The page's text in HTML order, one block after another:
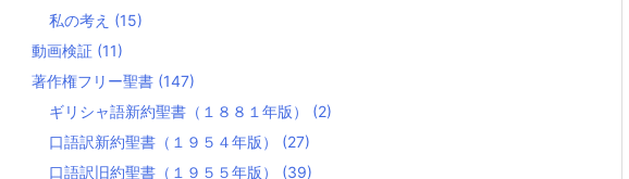
私の考え (15)
動画検証 (11)
著作権フリー聖書 (147)
ギリシャ語新約聖書（１８８１年版） (2)
口語訳新約聖書（１９５４年版） (27)
口語訳旧約聖書（１９５５年版） (39)